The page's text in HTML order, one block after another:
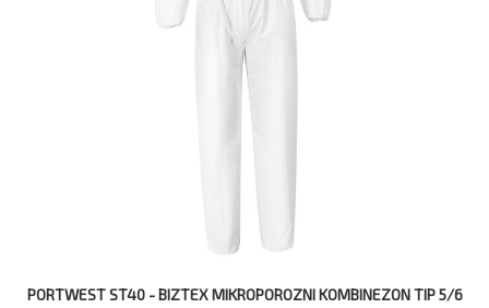
PORTWEST ST40 - BIZTEX MIKROPOROZNI KOMBINEZON TIP 5/6